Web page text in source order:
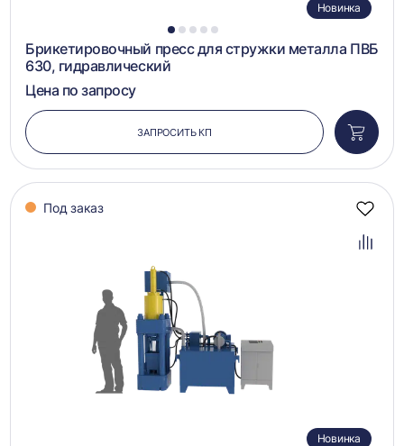
1 2 3 4 5
Новинка
Брикетировочный пресс для стружки металла ПВБ
630, гидравлический
Цена по запросу
ЗАПРОСИТЬ КП
в
Под заказ
Новинка